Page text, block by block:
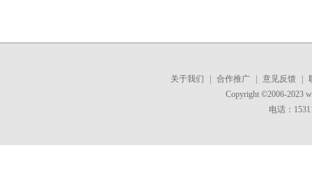
关于我们 合作推广 意见反馈
Copyright ©2006-2023
电话：